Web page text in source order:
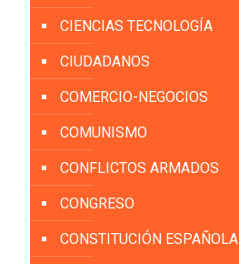
CIENCIAS TECNOLOGÍA
CIUDADANOS
COMERCIO-NEGOCIOS
COMUNISMO
CONFLICTOS ARMADOS
CONGRESO
CONSTITUCIÓN ESPAÑOLA